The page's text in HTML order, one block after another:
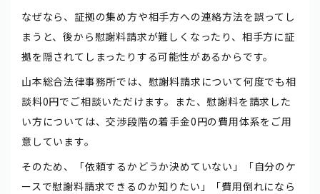
なぜなら、証拠の集め方や相手方への連絡方法を誤ってし
まうと、後から慰謝料請求が難しくなったり、相手方に証
拠を隠されてしまったりする可能性があるからです。
山本総合法律事務所では、慰謝料請求について何度でも相
談料0円でご相談いただけます。また、慰謝料を請求した
い方については、交渉段階の着手金0円の費用体系をご用
意しています。
そのため、「依頼するかどうか決めていない」「自分のケ
ースで慰謝料請求できるのか知りたい」「費用倒れになら